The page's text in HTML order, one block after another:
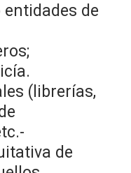
de
(librerías,
de